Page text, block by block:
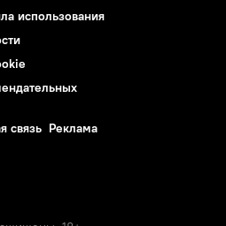
использования
связь Реклама